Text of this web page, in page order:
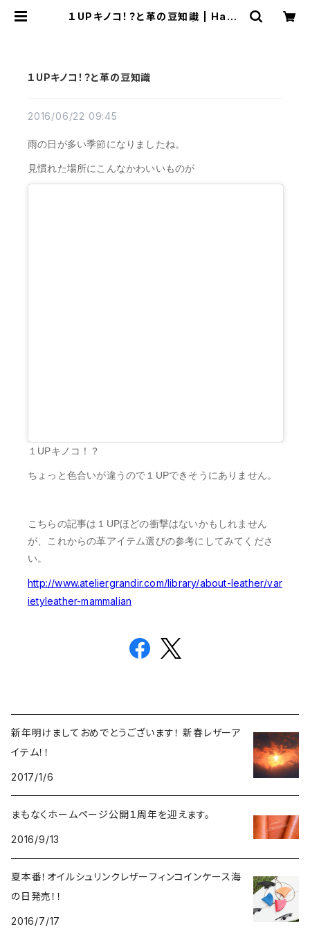
１UPキノコ！？と革の豆知識 | Hand
１UPキノコ！？と革の豆知識
2016/06/22 09:45
雨の日が多い季節になりましたね。
見慣れた場所にこんなかわいいものが
１UPキノコ！？
ちょっと色合いが違うので１UPできそうにありません。
こちらの記事は１UPほどの衝撃はないかもしれません
が、これからの革アイテム選びの参考にしてみてくださ
い。
http://www.ateliergrandir.com/library/about-leather/var
ietyleather-mammalian
新年明けましておめでとうございます！ 新春レザーア
イテム！！
2017/1/6
まもなくホームページ公開１周年を迎えます。
2016/9/13
夏本番！オイルシュリンクレザーフィンコインケース海
の日発売！！
2016/7/17